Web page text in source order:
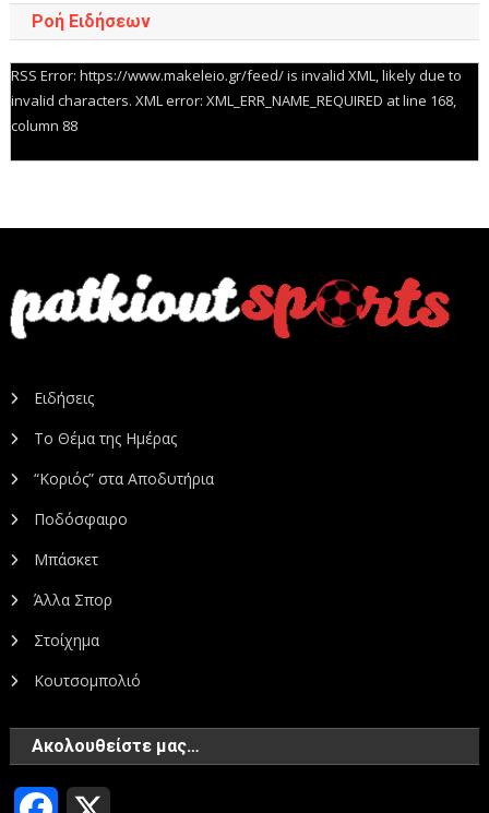
Ροή Ειδήσεων
RSS Error: https://www.makeleio.gr/feed/ is invalid XML, likely due to
invalid characters. XML error: XML_ERR_NAME_REQUIRED at line 168,
column 88
Ειδήσεις
Το Θέμα της Ημέρας
“Κοριός” στα Αποδυτήρια
Ποδόσφαιρο
Μπάσκετ
Άλλα Σπορ
Στοίχημα
Κουτσομπολιό
Ακολουθείστε μας…